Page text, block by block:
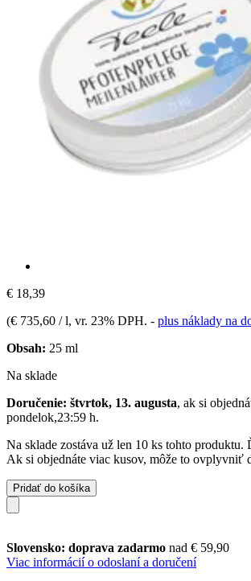
€ 18,39
(€ 735,60 / l, vr. 23% DPH. - plus náklady na
Obsah: 25 ml
Na sklade
Doručenie: štvrtok, 13. augusta, ak si
pondelok,23:59 h.
Na sklade zostáva už len 10 ks tohto produktu.
Ak si objednáte viac kusov, môže to ovplyvniť
Pridať do košíka
Slovensko: doprava zadarmo nad € 59,90
Viac informácií o odoslaní a doručení